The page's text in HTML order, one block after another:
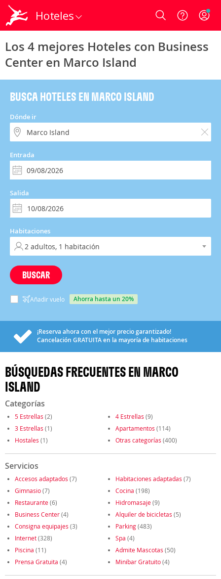
Hoteles Login
Los 4 mejores Hoteles con Business
Center en Marco Island
BUSCA HOTELES EN MARCO ISLAND
Dónde ir
Entrada
Salida
Habitaciones
BUSCAR
Añadir vuelo ahorra hasta un 20%
¡Reserva ahora con el mejor precio garantizado!
Cancelación GRATUITAen la mayoría de habitaciones
BÚSQUEDAS FRECUENTES EN MARCO
ISLAND
Categorías
5 Estrellas (2) 4 Estrellas (9)
3 Estrellas (1) Apartamentos (114)
Hostales (1) Otras categorías (400)
Servicios
Accesos adaptados (7) Habitaciones adaptadas (7)
Gimnasio(7) Cocina (198)
Restaurante(6) Hidromasaje(9)
Business Center(4) Alquiler de bicicletas (5)
Consigna equipajes (3) Parking(483)
Internet(328) Spa (4)
Piscina (11) Admite Mascotas (50)
Prensa Gratuita (4) Minibar Gratuito(4)